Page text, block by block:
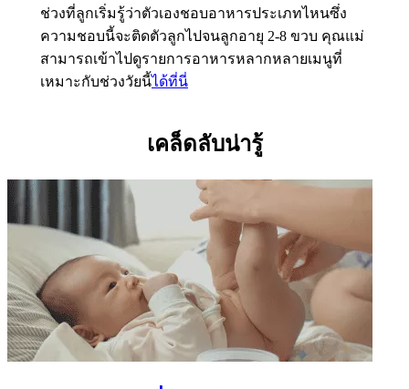
ช่วงที่ลูกเริ่มรู้ว่าตัวเองชอบอาหารประเภทไหนซึ่ง
ความชอบนี้จะติดตัวลูกไปจนลูกอายุ 2-8 ขวบ คุณแม่
สามารถเข้าไปดูรายการอาหารหลากหลายเมนูที่
เหมาะกับช่วงวัยนี้ได้ที่นี่
เคล็ดลับน่ารู้